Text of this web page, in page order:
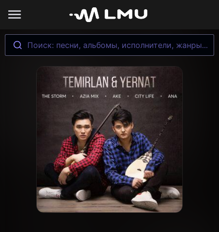
Поиск: песни, альбомы, исполнители, жанры...